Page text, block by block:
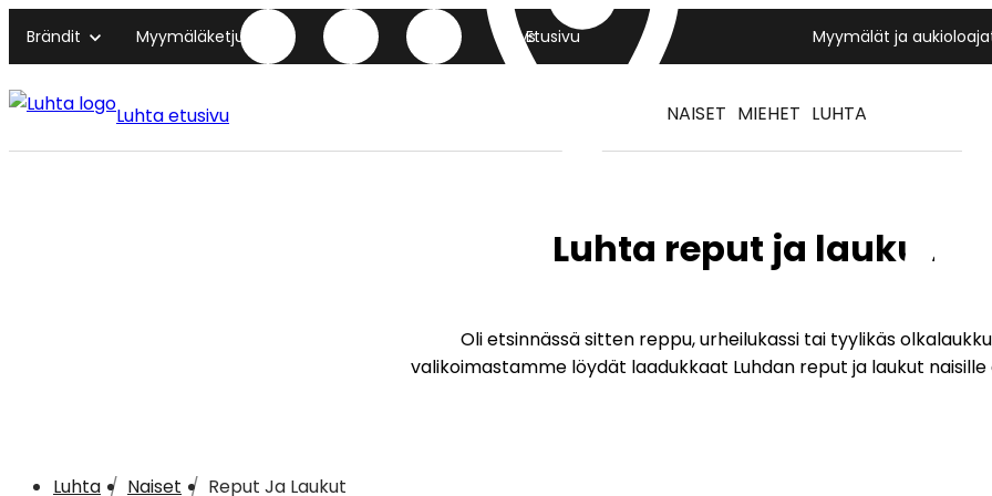
Brändit Myymäläketjut Etusivu
Yritys Myymälät ja
Luhta etusivu NAISET MIEHET LUHTA
Luhta reput ja laukut
Oli etsinnässä sitten reppu, urheilukassi tai tyylikäs
valikoimastamme löydät laadukkaat Luhdan reput ja laukut naisille
Luhta Naiset Reput Ja Laukut